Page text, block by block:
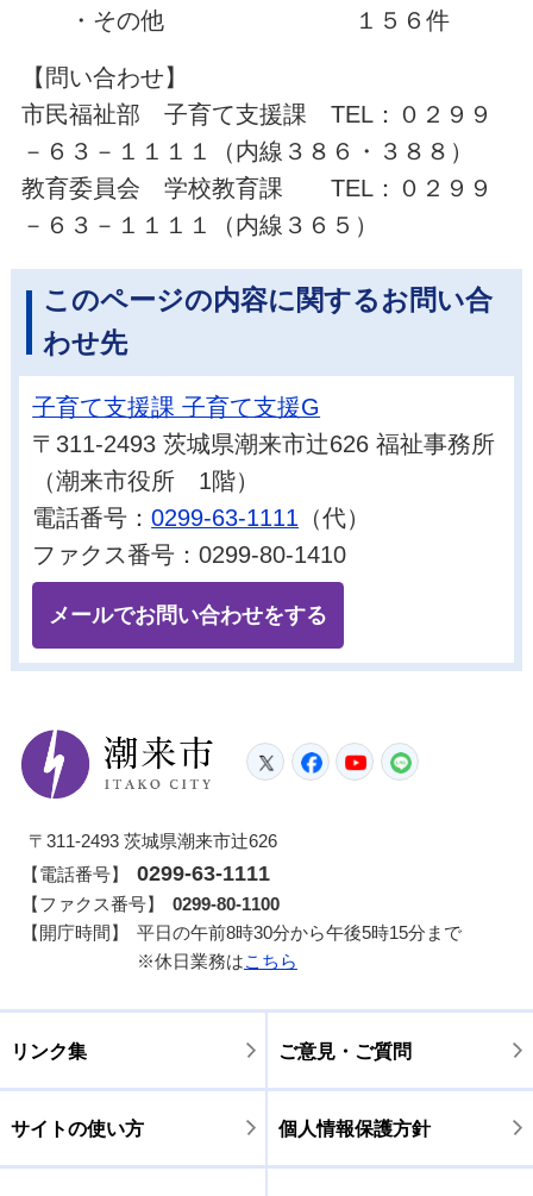
・その他 １５６件
【問い合わせ】
市民福祉部 子育て支援課 TEL：０２９９
－６３－１１１１（内線３８６・３８８）
教育委員会 学校教育課 TEL：０２９９
－６３－１１１１（内線３６５）
このページの内容に関するお問い合
わせ先
子育て支援課 子育て支援G
〒311-2493 茨城県潮来市辻626 福祉事務所
（潮来市役所 1階）
電話番号：0299-63-1111 （代）
ファクス番号：0299-80-1410
メールでお問い合わせをする
潮来市
TwitterFacebook
YouTube
〒311-2493 茨城県潮来市辻626
【電話番号】
0299-63-1111
【ファクス番号】
0299-80-1100
【開庁時間】
平日の午前8時30分から午後5時15分まで
※休日業務はこちら
リンク集 ご意見・ご質問
サイトの使い方 個人情報保護方針